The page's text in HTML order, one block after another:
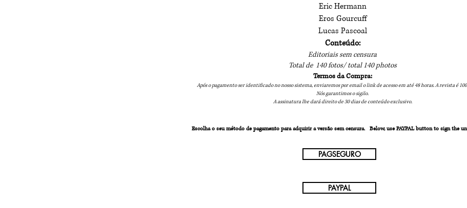
Eric Hermann
Eros Gourcuff
Lucas Pascoal
Conteúdo:
Editoriais sem censura
Total de 140 fotos/ total 140 photos
Termos da Compra:
Após o pagamento ser identificado no nosso sistema, enviaremos por email o link de acesso em até 48 horas. A revista é
Nós garantimos o sigilo.
A assinatura lhe dará direito de 30 dias de conteúdo exclusivo.
Escolha o seu método de pagamento para adquirir a versão sem censura. Below, use PAYPAL button to sign the
PAGSEGURO
PAYPAL